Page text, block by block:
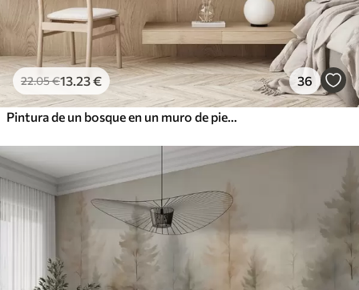
22.05€13 .23€ 36